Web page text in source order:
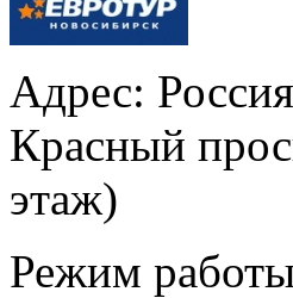
Адрес:
Красный
этаж)
Режим